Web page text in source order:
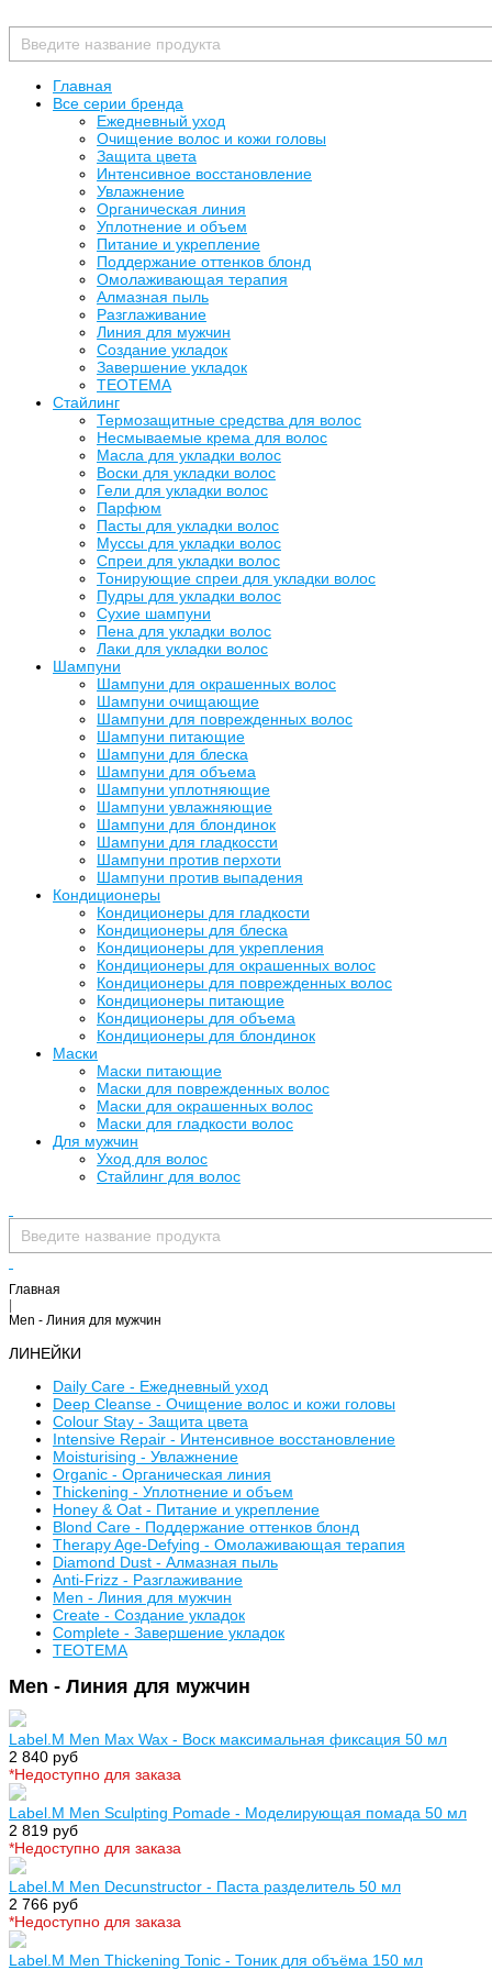
Главная
Все серии бренда
Ежедневный уход
Очищение волос и кожи головы
Защита цвета
Интенсивное восстановление
Увлажнение
Органическая линия
Уплотнение и объем
Питание и укрепление
Поддержание оттенков блонд
Омолаживающая терапия
Алмазная пыль
Разглаживание
Линия для мужчин
Создание укладок
Завершение укладок
TEOTEMA
Стайлинг
Термозащитные средства для волос
Несмываемые крема для волос
Масла для укладки волос
Воски для укладки волос
Гели для укладки волос
Парфюм
Пасты для укладки волос
Муссы для укладки волос
Спреи для укладки волос
Тонирующие спреи для укладки волос
Пудры для укладки волос
Сухие шампуни
Пена для укладки волос
Лаки для укладки волос
Шампуни
Шампуни для окрашенных волос
Шампуни очищающие
Шампуни для поврежденных волос
Шампуни питающие
Шампуни для блеска
Шампуни для объема
Шампуни уплотняющие
Шампуни увлажняющие
Шампуни для блондинок
Шампуни для гладкоссти
Шампуни против перхоти
Шампуни против выпадения
Кондиционеры
Кондиционеры для гладкости
Кондиционеры для блеска
Кондиционеры для укрепления
Кондиционеры для окрашенных волос
Кондиционеры для поврежденных волос
Кондиционеры питающие
Кондиционеры для объема
Кондиционеры для блондинок
Маски
Маски питающие
Маски для поврежденных волос
Маски для окрашенных волос
Маски для гладкости волос
Для мужчин
Уход для волос
Стайлинг для волос
Главная
Men - Линия для мужчин
ЛИНЕЙКИ
Daily Care - Ежедневный уход
Deep Cleanse - Очищение волос и кожи головы
Colour Stay - Защита цвета
Intensive Repair - Интенсивное восстановление
Moisturising - Увлажнение
Organic - Органическая линия
Thickening - Уплотнение и объем
Honey & Oat - Питание и укрепление
Blond Care - Поддержание оттенков блонд
Therapy Age-Defying - Омолаживающая терапия
Diamond Dust - Алмазная пыль
Anti-Frizz - Разглаживание
Men - Линия для мужчин
Create - Создание укладок
Complete - Завершение укладок
TEOTEMA
Men - Линия для мужчин
Label.M Men Max Wax - Воск максимальная фиксация 50 мл
2 840 руб
*Недоступно для заказа
Label.M Men Sculpting Pomade - Моделирующая помада 50 мл
2 819 руб
*Недоступно для заказа
Label.M Men Decunstructor - Паста разделитель 50 мл
2 766 руб
*Недоступно для заказа
Label.M Men Thickening Tonic - Тоник для объёма 150 мл